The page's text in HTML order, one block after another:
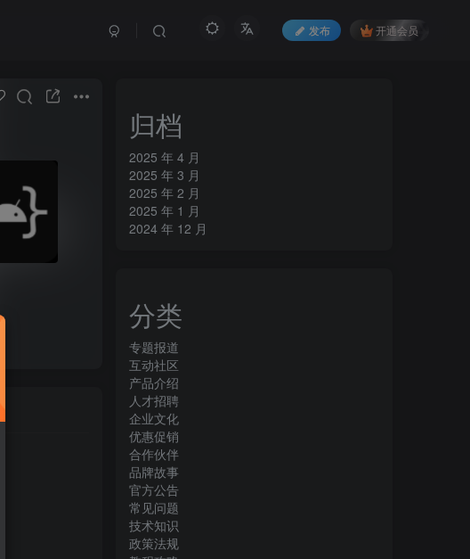
发布 开通会员
归档
2025 年 4 月
2025 年 3 月
2025 年 2 月
2025 年 1 月
2024 年 12 月
分类
专题报道
互动社区
产品介绍
人才招聘
企业文化
优惠促销
合作伙伴
品牌故事
官方公告
常见问题
技术知识
政策法规